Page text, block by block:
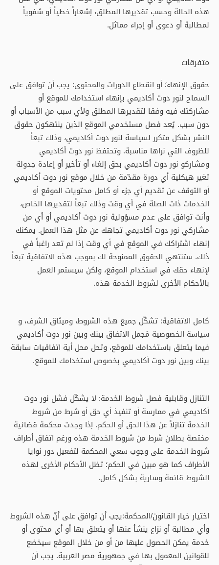
هذه الحالة وحسب تقديرها المطلق، إشعاراً خطياً أو شفوياً
لمطالبة أو دعوى أو إجراء مماثل.
متفرقات
حقوق الإنهاء؛ أو انقطاع الدورات والمحتوى: يجب أن توافق على
السماح لنور دوت أكاديمي بإنهاء استخدامك للموقع أو
مشاركتك فيه وفقا لتقديرها المطلق ولأي سبب من الأسباب أو
دون سبب. يُعد فصل مستخدمي الموقع الذين ينتهكون حقوق
النشر بشكل متكرر لسياسة لنور دوت أكاديمي، وذلك تبعاً
للظروف التي نراها مناسبة. وتحتفظ نور دوت أكاديمي
ومشاركو نور دوت أكاديمي بحق إلغاء أو تأخير أو إعادة جدولة
تغير هيكلية أي دورة مقدّمة من خلال موقع نور دوت أكاديمي
أو التوقف عن تقديم أي جزء أو كامل محتويات الموقع أو
الخدمات ذات الصلة في أي وقت وذلك تبعاً لتقديرها الخاص،
وأنت توافق على عدم مسؤولية نور دوت أكاديمي أو أي من
مشاركي نور دوت أكاديمي تجاهك عن مثل هذا العمل. يمكنك
إنهاء اشتراكك في الموقع في أي وقت إذا لم تعد راغباً في
ذلك. ستنتهي الحقوق الممنوحة لك بموجب هذه الاتفاقية تبعاً
لإنهاء حقك في استخدام الموقع، ولكن سيستمر العمل
بالأحكام الأخرى لشروط الخدمة هذه.
كامل الاتفاقية: تشكّل جميع هذه الشروط، وميثاق الشرف، و
سياسة الخصوصية مُجمل الاتفاق بينك وبين نور دوت أكاديمي
فيما يتعلق باستخدامك للموقع، وتحل محل أية اتفاقيات سابقة
بينك وبين نور دوت أكاديمي بخصوص استخدامك للموقع.
التنازل وقابلية فصل شروط الخدمة: لا يشكّل فشل نور دوت
أكاديمي في ممارسة أو تنفيذ أي حق أو شرط من شروط
الخدمة تنازلاً عن هذا الحق أو الحكم. إذا وجدت محكمة قضائية
مختصة بطلان شرط من شروط الخدمة هذه ورغم اتفاق أطراف
شروط الخدمة على وجوب سعي المحكمة لتفعيل دور نوايا
الأطراف كما هو مبين في الحكم؛ تظل الأحكام الأخرى لهذه
الشروط قائمة وسارية بشكل كامل.
اختيار خيار القانون/المحكمة:يجب أن توافق على أنّ هذه الشروط
وأي مطالبة أو نزاع ينشأ عنها أو يتعلق بها أو أي محتوى أو
خدمة يمكن الحصول عليها من أو من خلال الموقع سيخضع
للقوانين المعمول بها في جمهورية مصر العربية. يجب أن